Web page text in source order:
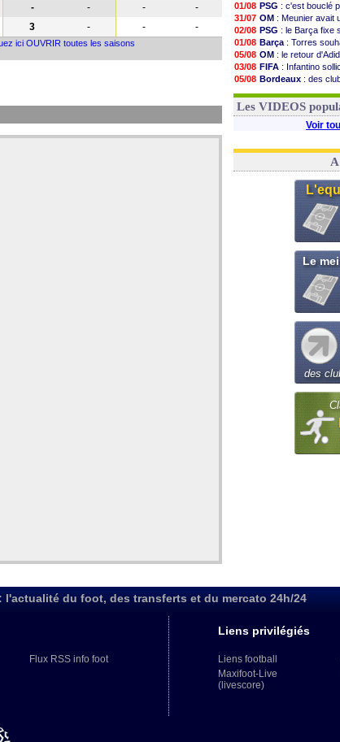
- - -
-
3 - - -
ici OUVRIR toutes les saisons
01/08 PSG : c'est bouclé
31/07 OM : Meunier avait
02/08 PSG : le Barça fixe
01/08 Barça : Torres
05/08 OM : le retour
03/08 FIFA : Infantino
05/08 Bordeaux : des
03/08 Real: le démenti
Les VIDEOS
Voir
Le
des
l'actualité du foot, des transferts et du mercato 24h/24
Flux RSS info foot
Liens privilégiés
Liens football
Maxifoot-Live
(livescore)